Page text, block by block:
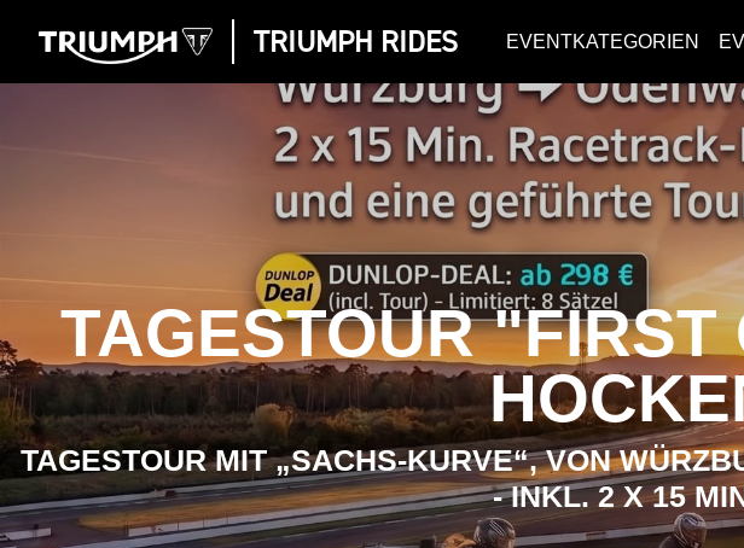
TRIUMPH RIDES EVENTKATEGORIEN
TAGESTOUR
TAGESTOUR MIT „SACHS-KURVE“, VON
- INKL. 2 X 15